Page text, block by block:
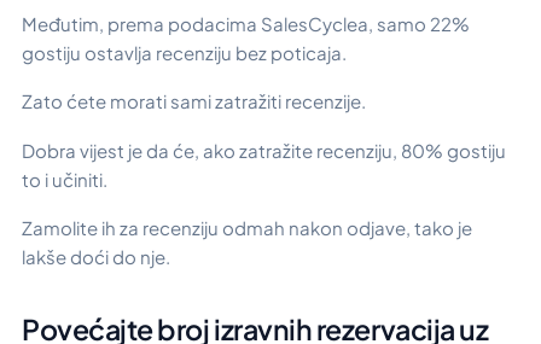
Međutim, prema podacima SalesCyclea, samo 22%
gostiju ostavlja recenziju bez poticaja.
Zato ćete morati sami zatražiti recenzije.
Dobra vijest je da će, ako zatražite recenziju, 80% gostiju
to i učiniti.
Zamolite ih za recenziju odmah nakon odjave, tako je
lakše doći do nje.
Povećajte broj izravnih rezervacija uz